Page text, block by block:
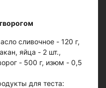
сливочное - 120 г,
яйца - 2 шт.,
- 500 г, изюм - 0,5
для теста: